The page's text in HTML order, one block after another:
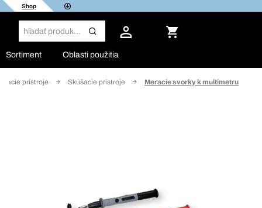
Shop
Sortiment Oblasti použitia
prístroje Skúšacie prístroje Meracie svorky k multimetru